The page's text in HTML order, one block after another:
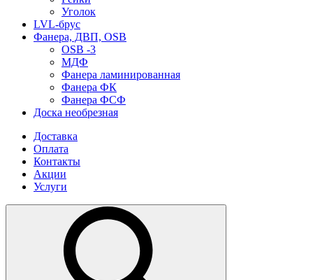
Уголок
LVL-брус
Фанера, ДВП, OSB
OSB -3
МДФ
Фанера ламинированная
Фанера ФК
Фанера ФСФ
Доска необрезная
Доставка
Оплата
Контакты
Акции
Услуги